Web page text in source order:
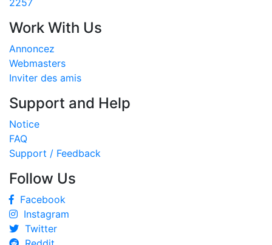
2257
Work With Us
Annoncez
Webmasters
Inviter des amis
Support and Help
Notice
FAQ
Support / Feedback
Follow Us
Facebook
Instagram
Twitter